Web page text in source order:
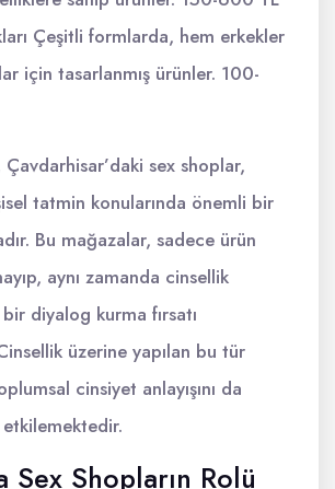
Çeşitli formlarda, hem erkekler
için tasarlanmış ürünler. 100-
sex shoplar,
tatmin konularında önemli bir
Bu mağazalar, sadece ürün
aynı zamanda cinsellik
bir diyalog kurma fırsatı
üzerine yapılan bu tür
cinsiyet anlayışını da
Sex Shopların Rolü